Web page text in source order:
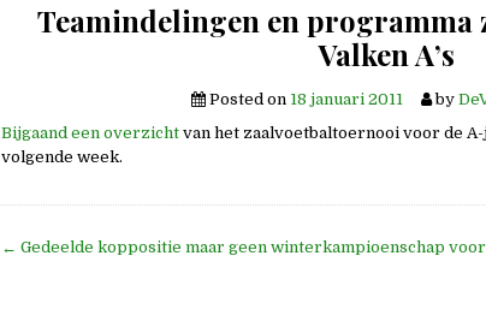
Teamindelingen en programma
Valken A’s
Posted on 18 januari 2011 by
Bijgaand een overzicht van het zaalvoetbaltoernooi voor de
volgende week.
Bericht
← Gedeelde koppositie maar geen winterkampioenschap voor